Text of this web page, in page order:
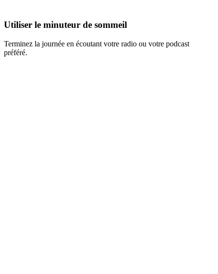
Utiliser le minuteur de sommeil
Terminez la journée en écoutant votre radio ou votre podcast
préféré.